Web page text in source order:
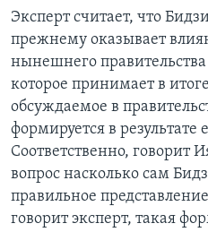
Эксперт считает, что
прежнему оказывает
нынешнего
которое принимает в
обсуждаемое в
формируется в результате
Соответственно, говорит
вопрос насколько сам
правильное
говорит эксперт, такая